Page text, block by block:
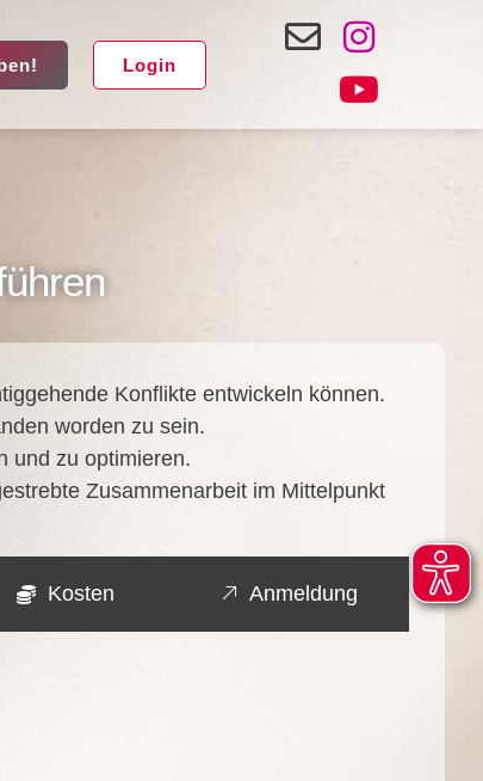
Login
Kon­flik­te ent­wi­ckeln kön­nen.
wor­den zu sein.
und zu opti­mie­ren.
Zusam­men­ar­beit im Mit­tel­punkt
Kosten Anmeldung